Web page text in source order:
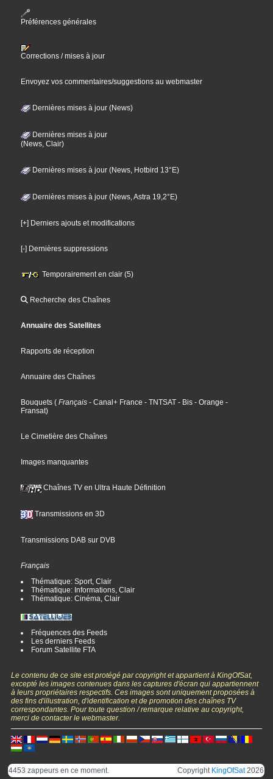
Préférences générales
Corrections / mises à jour
Envoyez vos commentaires/suggestions au webmaster
Dernières mises à jour (News)
Dernières mises à jour
(News, Clair)
Dernières mises à jour (News, Hotbird 13°E)
Dernières mises à jour (News, Astra 19,2°E)
[+] Derniers ajouts et modifications
[-] Dernières suppressions
Temporairement en clair (5)
Recherche des Chaînes
Annuaire des Satellites
Rapports de réception
Annuaire des Chaînes
Bouquets ( Français - Canal+ France - TNTSAT - Bis - Orange -
Fransat)
Le Cimetière des Chaînes
Images manquantes
Chaînes TV en Ultra Haute Définition
Transmissions en 3D
Transmissions DAB sur DVB
Français
Thématique: Sport, Clair
Thématique: Informations, Clair
Thématique: Cinéma, Clair
Fréquences des Feeds
Les derniers Feeds
Forum Satellite FTA
Le contenu de ce site est protégé par copyright et appartient à KingOfSat,
excepté les images contenues dans les captures d'écran qui appartiennent
à leurs propriétaires respectifs. Ces images sont uniquement proposées à
des fins d'illustration, d'identification et de promotion des chaînes TV
correspondantes. Pour toute question / remarque relative au copyright,
merci de contacter le webmaster.
4453 zappeurs en ce moment. Copyright KingOfSat2026